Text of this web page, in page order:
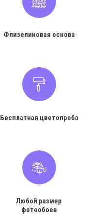
Флизелиновая основа
Бесплатная цветопроба
Любой размер
фотообоев